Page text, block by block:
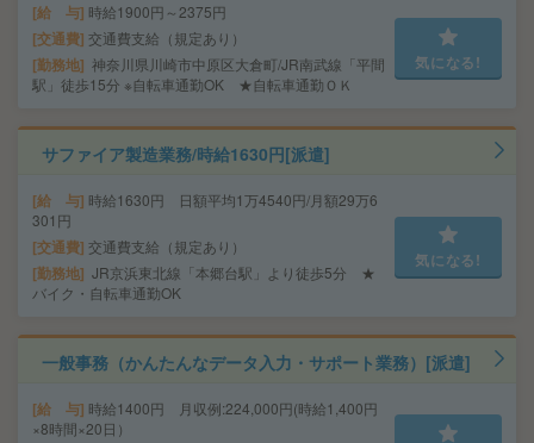
給 与 時給1900円～2375円
交通費 交通費支給（規定あり）
勤務地 神奈川県川崎市中原区大倉町/JR南武線「平間
駅」徒歩15分 ※自転車通勤OK ★自転車通勤ＯＫ
気になる!
サファイア製造業務/時給1630円[派遣]
給 与 時給1630円 日額平均1万4540円/月額29万6
301円
交通費 交通費支給（規定あり）
勤務地 JR京浜東北線「本郷台駅」より徒歩5分 ★
バイク・自転車通勤OK
気になる!
一般事務（かんたんなデータ入力・サポート業務）[派遣]
給 与 時給1400円 月収例:224,000円(時給1,400円
×8時間×20日）